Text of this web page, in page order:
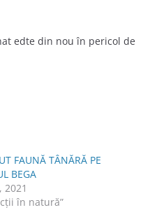
edte din nou în pericol de
FAUNĂ TÂNĂRĂ PE
BEGA
2021
în natură”